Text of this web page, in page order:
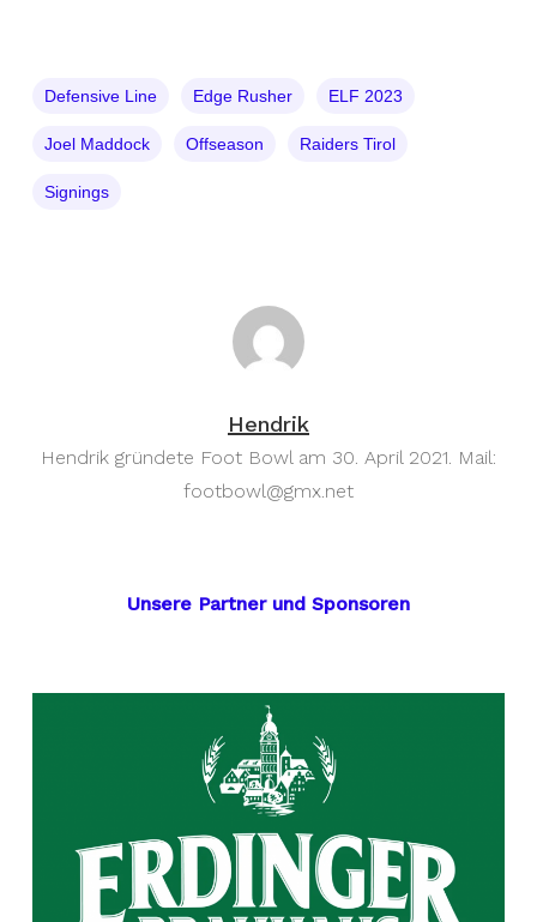
Defensive Line Edge Rusher ELF 2023
Joel Maddock Offseason Raiders Tirol
Signings
Hendrik
Hendrik gründete Foot Bowl am 30. April 2021. Mail:
footbowl@gmx.net
Unsere Partner und Sponsoren